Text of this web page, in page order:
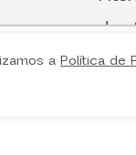
experiência,
experiência,
aPolítica de
das
os direitos